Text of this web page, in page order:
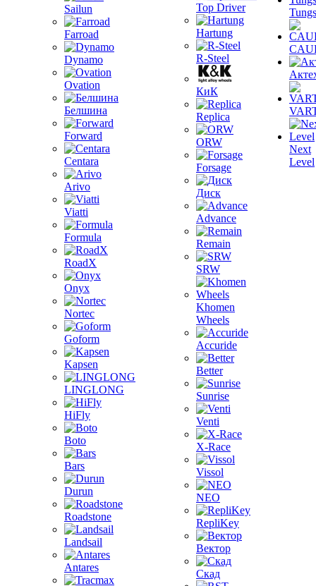
Sailun
Farroad
Dynamo
Ovation
Белшина
Forward
Centara
Arivo
Viatti
Formula
RoadX
Onyx
Nortec
Goform
Kapsen
LINGLONG
HiFly
Boto
Bars
Durun
Roadstone
Landsail
Antares
Top Driver
Hartung
R-Steel
КиК
Replica
ORW
Forsage
Диск
Advance
Remain
SRW
Khomen
Wheels
Accuride
Better
Sunrise
Venti
X-Race
Vissol
NEO
RepliKey
Вектор
Скад
Next
Level